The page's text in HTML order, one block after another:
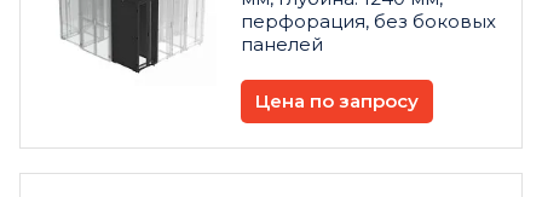
перфорация, без боковых
панелей
Цена по запросу